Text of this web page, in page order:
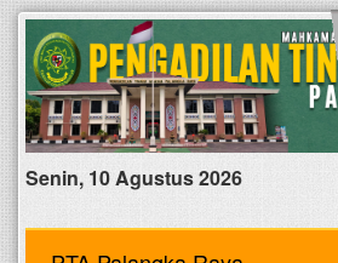
Senin, 10 Agustus 2026